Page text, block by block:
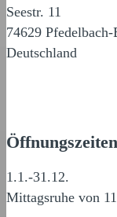
Seestr. 11
74629
Deutschland
Öffnungszeiten
1.1.-31.12.
Mittagsruhe von